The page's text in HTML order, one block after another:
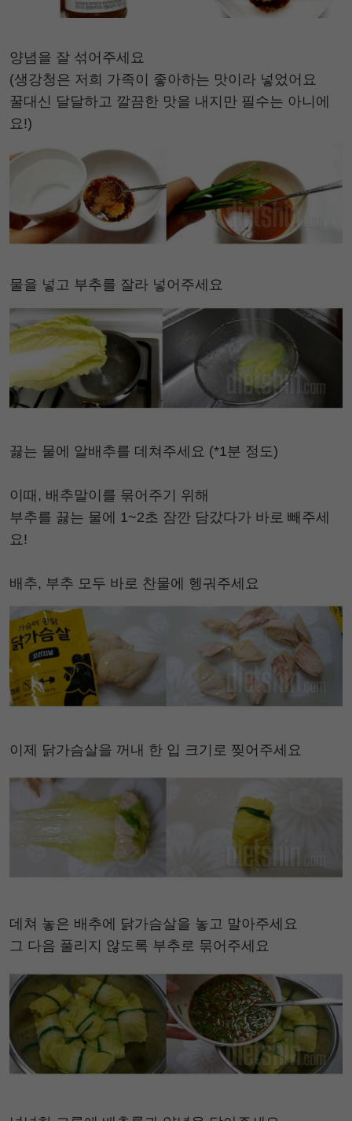
양념을 잘 섞어주세요
(생강청은 저희 가족이 좋아하는 맛이라 넣었어요
꿀대신 달달하고 깔끔한 맛을 내지만 필수는 아니에
요!)
물을 넣고 부추를 잘라 넣어주세요
끓는 물에 알배추를 데쳐주세요 (*1분 정도)
이때, 배추말이를 묶어주기 위해
부추를 끓는 물에 1~2초 잠깐 담갔다가 바로 빼주세
요!
배추, 부추 모두 바로 찬물에 헹궈주세요
이제 닭가슴살을 꺼내 한 입 크기로 찢어주세요
데쳐 놓은 배추에 닭가슴살을 놓고 말아주세요
그 다음 풀리지 않도록 부추로 묶어주세요